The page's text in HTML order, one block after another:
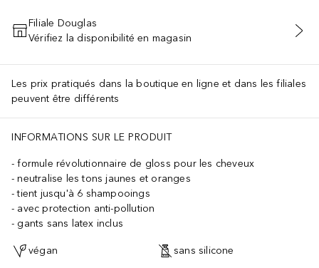
AJOUTER AU PANIER
Filiale Douglas
Vérifiez la disponibilité en magasin
Les prix pratiqués dans la boutique en ligne et dans les filiales
peuvent être différents
INFORMATIONS SUR LE PRODUIT
formule révolutionnaire de gloss pour les cheveux
neutralise les tons jaunes et oranges
tient jusqu'à 6 shampooings
avec protection anti-pollution
gants sans latex inclus
végan sans silicone